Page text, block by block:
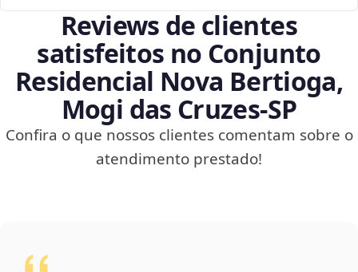
Reviews de clientes
satisfeitos no Conjunto
Residencial Nova Bertioga,
Mogi das Cruzes‑SP
Confira o que nossos clientes comentam sobre o
atendimento prestado!